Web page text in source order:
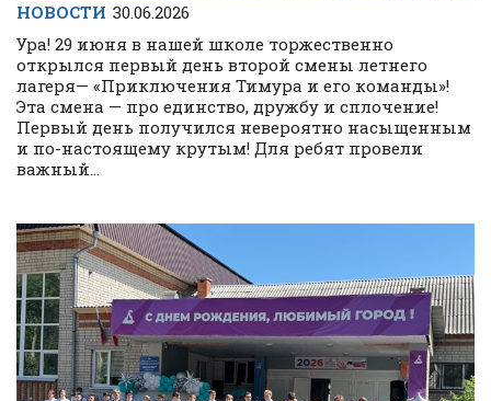
НОВОСТИ 30.06.2026
Ура! 29 июня в нашей школе торжественно
открылся первый день второй смены летнего
лагеря— «Приключения Тимура и его команды»!
Эта смена — про единство, дружбу и сплочение!
Первый день получился невероятно насыщенным
и по-настоящему крутым! Для ребят провели
важный...